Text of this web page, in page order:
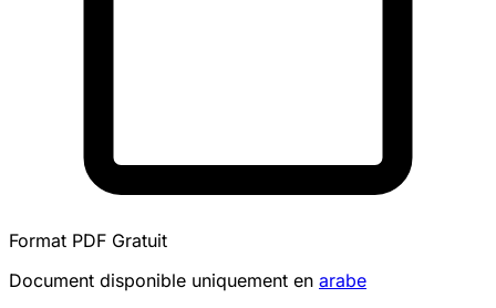
Format PDF Gratuit
Document disponible uniquement en arabe